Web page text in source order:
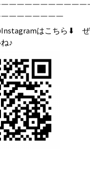
￣￣￣￣￣￣￣￣￣￣
￣￣￣￣￣￣￣
Instagramはこちら⬇︎
♪